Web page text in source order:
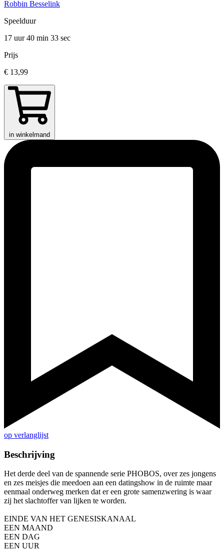
Robbin Besselink
Speelduur
17 uur 40 min 33 sec
Prijs
€ 13,99
in winkelmand
op verlanglijst
Beschrijving
Het derde deel van de spannende serie PHOBOS, over zes jongens
en zes meisjes die meedoen aan een datingshow in de ruimte maar
eenmaal onderweg merken dat er een grote samenzwering is waar
zij het slachtoffer van lijken te worden.
EINDE VAN HET GENESISKANAAL
EEN MAAND
EEN DAG
EEN UUR